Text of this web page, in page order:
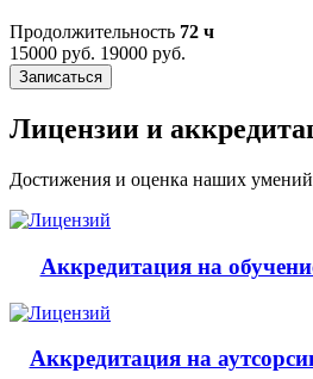
Продолжительность 72 ч
15000 руб. 19000 руб.
Записаться
Лицензии и
Достижения и оценка наших умений
Аккредитация на
Аккредитация на